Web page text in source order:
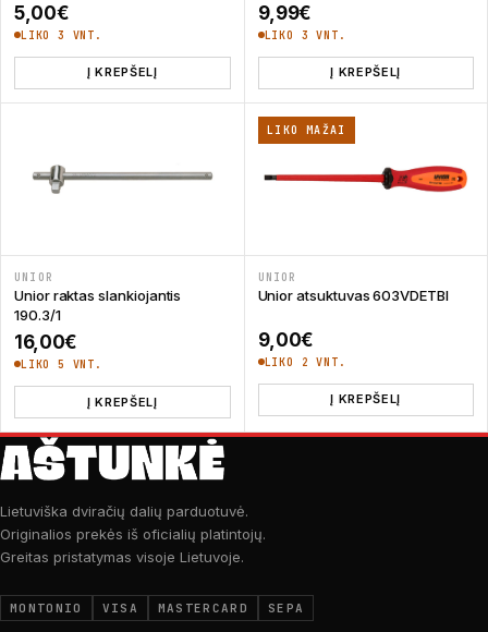
5,00€
LIKO 3 VNT.
Į KREPŠELĮ
9,99€
LIKO 3 VNT.
Į KREPŠELĮ
UNIOR
Unior raktas slankiojantis
190.3/1
16,00€
LIKO 5 VNT.
Į KREPŠELĮ
LIKO MAŽAI
UNIOR
Unior atsuktuvas 603VDETBI
9,00€
LIKO 2 VNT.
Į KREPŠELĮ
Lietuviška dviračių dalių parduotuvė.
Originalios prekės iš oficialių platintojų.
Greitas pristatymas visoje Lietuvoje.
MONTONIO VISA MASTERCARD SEPA